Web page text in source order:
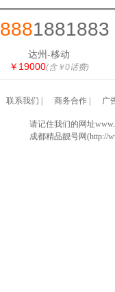
8881881883
达州-移动
￥19000(含￥0话费)
联系我们 商务合作| 广
请记住我们的网址
成都精品靓号网(http://